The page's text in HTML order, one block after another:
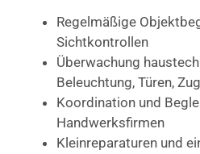
Regelmäßige
Sichtkontrollen
Überwachung
Beleuchtung, Türen,
Koordination und
Handwerksfirmen
Kleinreparaturen und